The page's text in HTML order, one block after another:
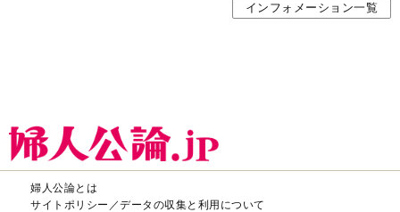
インフォメーション一覧
婦人公論とは
サイトポリシー／データの収集と利用について